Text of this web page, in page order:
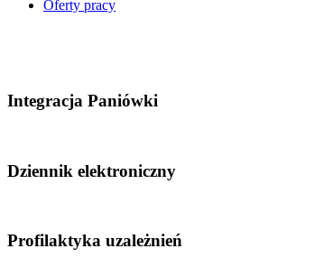
Oferty pracy
Integracja Paniówki
Dziennik elektroniczny
Profilaktyka uzależnień